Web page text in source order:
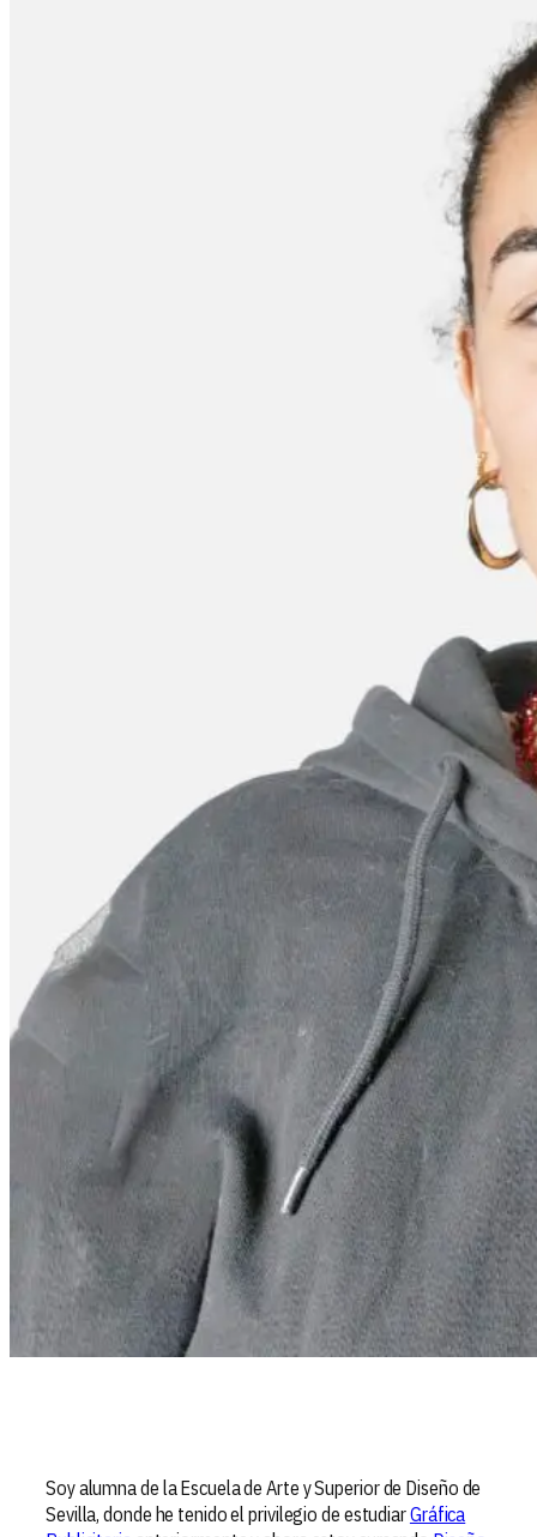
Soy alumna de la Escuela de Arte y Superior de Diseño de
Sevilla, donde he tenido el privilegio de estudiarGráfica